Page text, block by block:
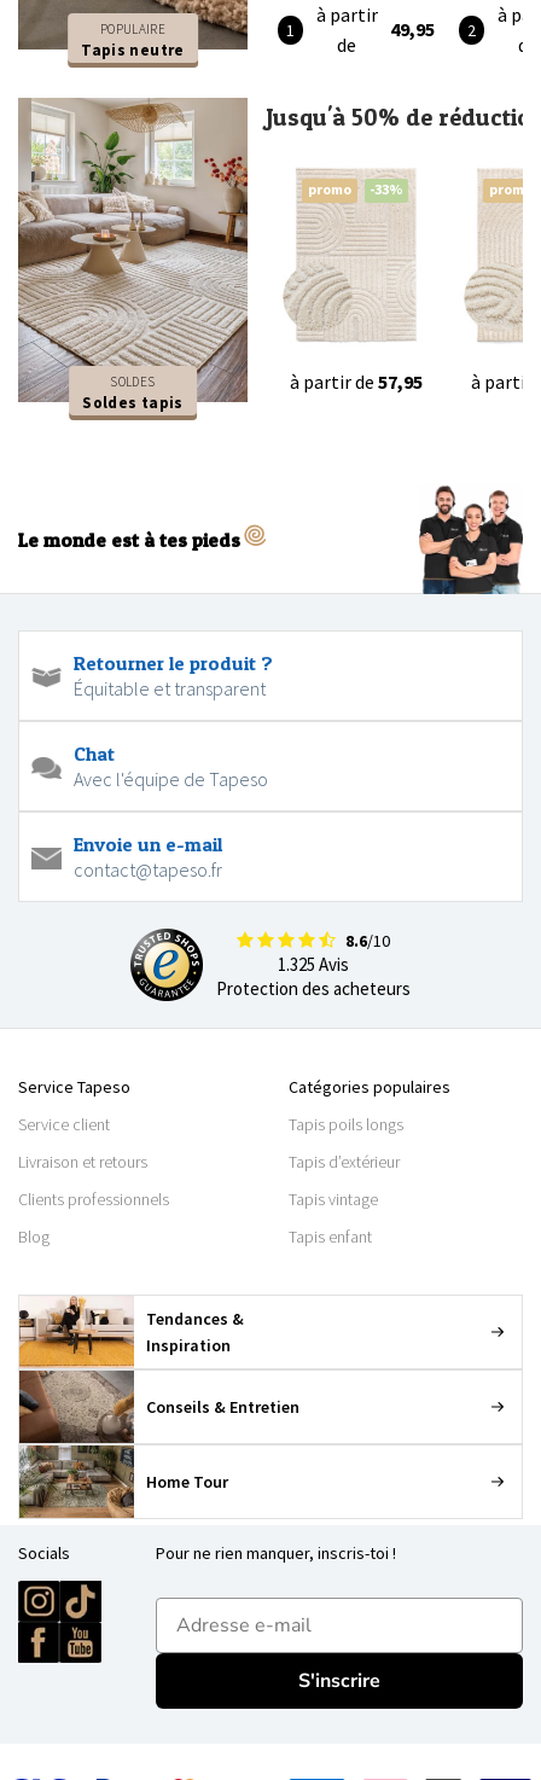
POPULAIRE
Tapis neutre
à partir
de
49,95
à
de
SOLDES
Soldes tapis
Jusqu'à 50% de
promo -33%
à partir de 57,95
promo
à partir
Le monde est à tes pieds
Retourner le produit ?
Équitable et transparent
Chat
Avec l'équipe de Tapeso
Envoie un e-mail
contact@tapeso.fr
8.6/10
1.325 Avis
Protection des acheteurs
Service Tapeso
Service client
Livraison et retours
Clients professionnels
Blog
Catégories populaires
Tapis poils longs
Tapis d’extérieur
Tapis vintage
Tapis enfant
Tendances &
Inspiration
Conseils & Entretien
Home Tour
Socials Pour ne rien manquer, inscris-toi !
E-mailadres
S'inscrire